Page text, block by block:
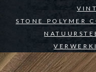
STONE POLYMER